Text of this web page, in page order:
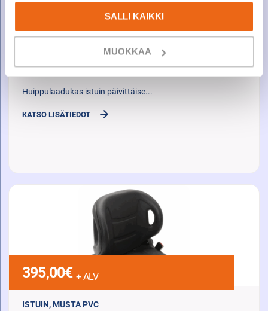
SALLI KAIKKI
MUOKKAA
Tilaustuote
Huippulaadukas istuin päivittäise...
KATSO LISÄTIEDOT
395,00€ + ALV
ISTUIN, MUSTA PVC